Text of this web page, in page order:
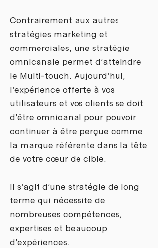
Contrairement aux autres
stratégies marketing et
commerciales, une stratégie
omnicanale permet d’atteindre
le Multi-touch. Aujourd’hui,
l’expérience offerte à vos
utilisateurs et vos clients se doit
d’être omnicanal pour pouvoir
continuer à être perçue comme
la marque référente dans la tête
de votre cœur de cible.
Il s’agit d’une stratégie de long
terme qui nécessite de
nombreuses compétences,
expertises et beaucoup
d’expériences.